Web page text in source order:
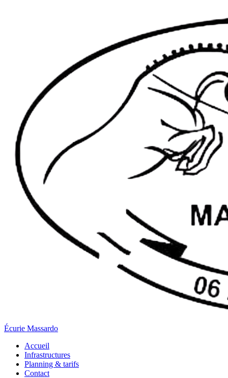
Écurie Massardo
Accueil
Infrastructures
Planning & tarifs
Contact